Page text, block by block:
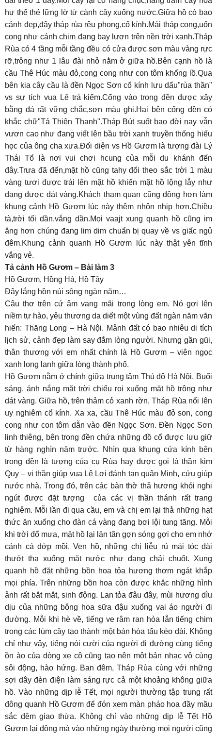
hư thế thẻ lững lờ từ cành cây xuống nước.Giữa hồ có bao
cảnh đẹp,đây tháp rùa rêu phong,cổ kính.Mái tháp cong,uốn
cong như cánh chim đang bay lượn trên nền trời xanh.Tháp
Rùa có 4 tầng mỗi tầng đều có cửa được sơn màu vàng rực
rỡ,trông như 1 lâu đài nhỏ nằm ở giữa hồ.Bên cạnh hồ là
cầu Thê Húc màu đỏ,cong cong như con tôm khổng lồ.Qua
bên kia cây cầu là đền Ngọc Sơn cổ kính lưu dấu"rùa thần"
vs sự tích vua Lê trả kiếm.Cổng vào trong đền được xây
bằng đá rất vững chắc,sơn màu ghi.Hai bên cổng đền có
khắc chữ"Tả Thiên Thanh".Tháp Bút suốt bao đời nay vẫn
vươn cao như đang viết lên bầu trời xanh truyền thống hiếu
học của ông cha xưa.Đối diện vs Hồ Gươm là tượng đài Lý
Thái Tổ là nơi vui chơi hcung của mỗi du khánh đến
đây.Trưa đã đến,mặt hồ cũng tahy đổi theo sắc trời 1 màu
vàng tươi được trải lên mặt hồ khiến mặt hồ lộng lẫy như
đang được dát vàng.Khách tham quan cũng đông hơn làm
khung cảnh Hồ Gươm lúc này thêm nhộn nhịp hơn.Chiều
tà,trời tối dần,vắng dần.Mọi vaajt xung quanh hồ cũng im
ắng hơn chúng đang lim dim chuẩn bị quay về vs giấc ngủ
đêm.Khung cảnh quanh Hồ Gươm lúc này thật yên tĩnh
vắng vẻ.
Tả cảnh Hồ Gươm – Bài làm 3
Hồ Gươm, Hồng Hà, Hồ Tây
Đây lắng hồn núi sông ngàn năm…
Câu thơ trên cứ âm vang mãi trong lòng em. Nó gợi lên
niềm tự hào, yêu thương da diết một vùng đất ngàn năm văn
hiến: Thăng Long – Hà Nội. Mảnh đất có bao nhiêu di tích
lịch sử, cảnh đẹp làm say đắm lòng người. Nhưng gần gũi,
thân thương với em nhất chính là Hồ Gươm – viên ngọc
xanh long lanh giữa lòng thành phố.
Hồ Gươm nằm ở chính giữa trung tâm Thủ đô Hà Nội. Buổi
sáng, ánh nắng mặt trời chiếu rọi xuống mặt hồ trông như
dát vàng. Giữa hồ, trên thảm cỏ xanh rờn, Tháp Rùa nổi lên
uy nghiêm cổ kính. Xa xa, cầu Thê Húc màu đỏ son, cong
cong như con tôm dẫn vào đền Ngọc Sơn. Đền Ngọc Sơn
linh thiêng, bên trong đền chứa những đồ cổ được lưu giữ
từ hàng nghìn năm trước. Nhìn qua khung cửa kính bên
trong đền là tượng của cụ Rùa hay được gọi là thần kim
Quy – vị thần giúp vua Lê Lợi đánh tan quân Minh, cứu giúp
nước nhà. Trong đó, trên các bàn thờ thả hương khói nghi
ngút được đặt tượng của các vị thần thánh rất trang
nghiêm. Mỗi lần đi qua cầu, em và chị em lại thả những hạt
thức ăn xuống cho đàn cá vàng đang bơi lội tung tăng. Mỗi
khi trời đổ mưa, mặt hồ lại lăn tăn gợn sóng gợi cho em nhớ
cảnh cá đớp mồi. Ven hồ, những chị liễu rủ mái tóc dài
thướt tha xuống mặt nước như đang chải chuốt. Xung
quanh hồ đặt những bồn hoa tỏa hương thơm ngát khắp
mọi phía. Trên những bồn hoa còn được khắc những hình
ảnh rất bắt mắt, sinh động. Lan tỏa đâu đây, mùi hương dìu
dịu của những bông hoa sữa đậu xuống vai áo người đi
đường. Mỗi khi hè về, tiếng ve râm ran hòa lẫn tiếng chim
trong các lùm cây tạo thành một bản hòa tấu kéo dài. Không
chỉ như vậy, tiếng nói cười của người đi đường cùng tiếng
ồn ào của dòng xe cộ cũng tạo nên một bản nhạc vô cùng
sôi động, hào hứng. Ban đêm, Tháp Rùa cùng với những
sợi dây đèn điện làm sáng rực cả một khoảng không giữa
hồ. Vào những dịp lễ Tết, mọi người thường tập trung rất
đông quanh Hồ Gươm để đón xem màn pháo hoa đầy mầu
sắc đêm giao thừa. Không chỉ vào những dịp lễ Tết Hồ
Gươm lại đông mà vào những ngày thường mọi người cũng